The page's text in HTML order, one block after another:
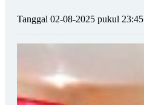
Tanggal 02-08-2025 pukul 23:45